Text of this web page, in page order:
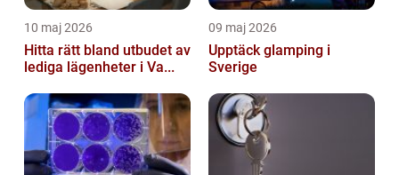
10 maj 2026
Hitta rätt bland utbudet av
lediga lägenheter i Va...
09 maj 2026
Upptäck glamping i
Sverige